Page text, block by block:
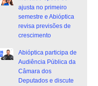
ajusta no primeiro
semestre e Abióptica
revisa previsões de
crescimento
Abióptica participa de
Audiência Pública da
Câmara dos
Deputados e discute